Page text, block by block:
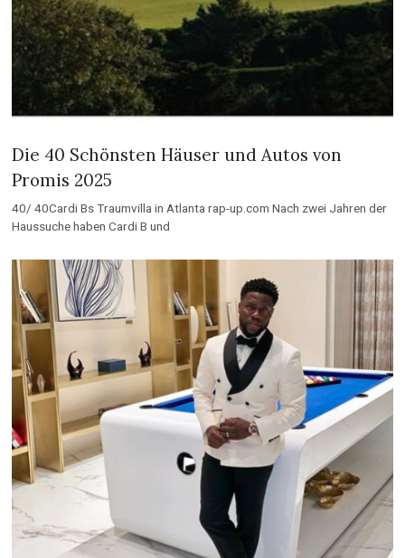
Die 40 Schönsten Häuser und Autos von
Promis 2025
40/ 40Cardi Bs Traumvilla in Atlanta rap-up.com Nach zwei Jahren der
Haussuche haben Cardi B und